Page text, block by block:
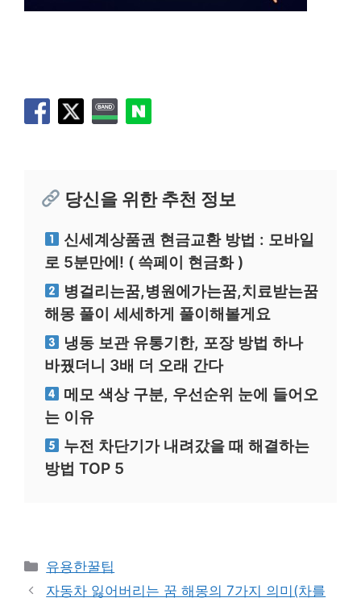
당신을 위한 추천 정보
신세계상품권 현금교환 방법 : 모바일
로 5분만에! ( 쓱페이 현금화 )
병걸리는꿈,병원에가는꿈,치료받는꿈
해몽 풀이 세세하게 풀이해볼게요
냉동 보관 유통기한, 포장 방법 하나
바꿨더니 3배 더 오래 간다
메모 색상 구분, 우선순위 눈에 들어오
는 이유
누전 차단기가 내려갔을 때 해결하는
방법 TOP 5
카
테
유용한꿀팁
자동차 잃어버리는 꿈 해몽의 7가지 의미(차를